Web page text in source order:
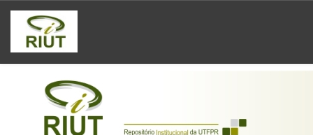
Skip
navigation